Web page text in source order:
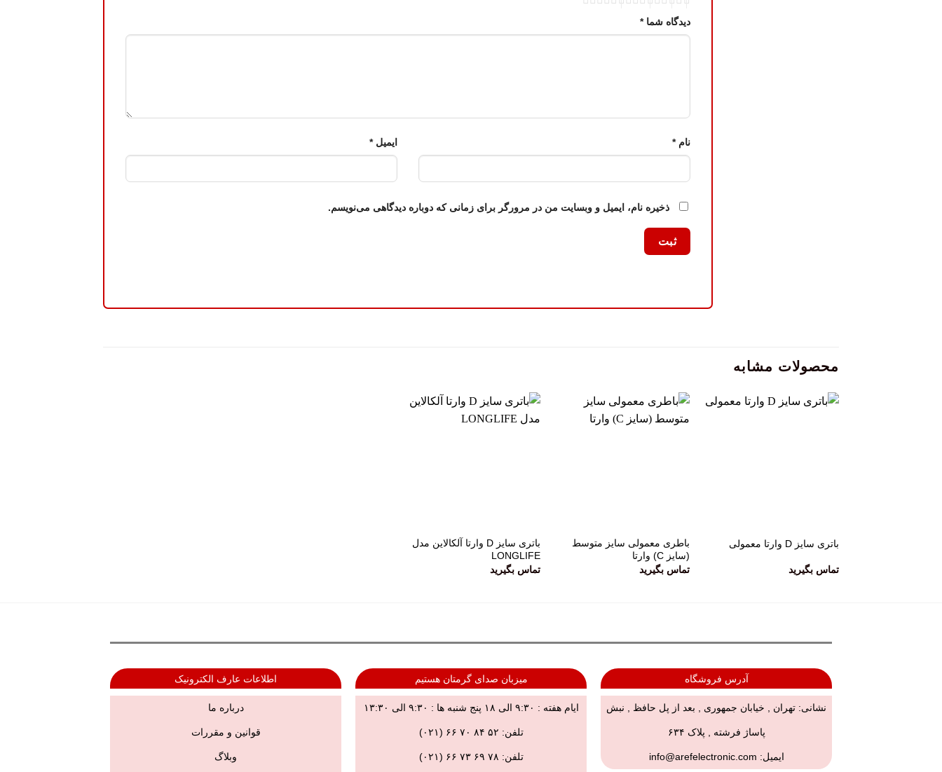
دیدگاه شما*
نام* ایمیل*
ذخیره نام، ایمیل و وبسایت من در مرورگر برای زمانی که دوباره دیدگاهی می‌نویسم.
محصولات مشابه
باتری سایز D وارتا معمولی
تماس بگیرید
باطری معمولی سایز متوسط
(سایز C) وارتا
تماس بگیرید
باتری سایز D وارتا آلکالاین مدل
LONGLIFE
تماس بگیرید
آدرس فروشگاه
نشانی: تهران , خیابان جمهوری , بعد از پل حافظ , نبش
پاساژ فرشته , پلاک ۶۳۴
ایمیل: info@arefelectronic.com
میزبان صدای گرمتان هستیم
ایام هفته : ۹:۳۰ الی ۱۸ پنج شنبه ها : ۹:۳۰ الی ۱۳:۳۰
تلفن: ۵۲ ۸۴ ۷۰ ۶۶ (۰۲۱)
تلفن: ۷۸ ۶۹ ۷۳ ۶۶ (۰۲۱)
اطلاعات عارف الکترونیک
درباره ما
قوانین و مقررات
وبلاگ